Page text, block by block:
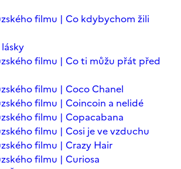
filmu | Co kdybychom žili
filmu | Co ti můžu přát před
filmu | Coco Chanel
filmu | Coincoin a nelidé
filmu | Copacabana
filmu | Cosi je ve vzduchu
filmu | Crazy Hair
filmu | Curiosa